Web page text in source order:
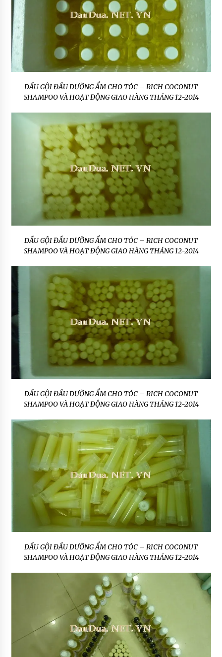
DẦU GỘI ĐẦU DƯỠNG ẨM CHO TÓC – RICH COCONUT
SHAMPOO VÀ HOẠT ĐỘNG GIAO HÀNG THÁNG 12-2014
DẦU GỘI ĐẦU DƯỠNG ẨM CHO TÓC – RICH COCONUT
SHAMPOO VÀ HOẠT ĐỘNG GIAO HÀNG THÁNG 12-2014
DẦU GỘI ĐẦU DƯỠNG ẨM CHO TÓC – RICH COCONUT
SHAMPOO VÀ HOẠT ĐỘNG GIAO HÀNG THÁNG 12-2014
DẦU GỘI ĐẦU DƯỠNG ẨM CHO TÓC – RICH COCONUT
SHAMPOO VÀ HOẠT ĐỘNG GIAO HÀNG THÁNG 12-2014